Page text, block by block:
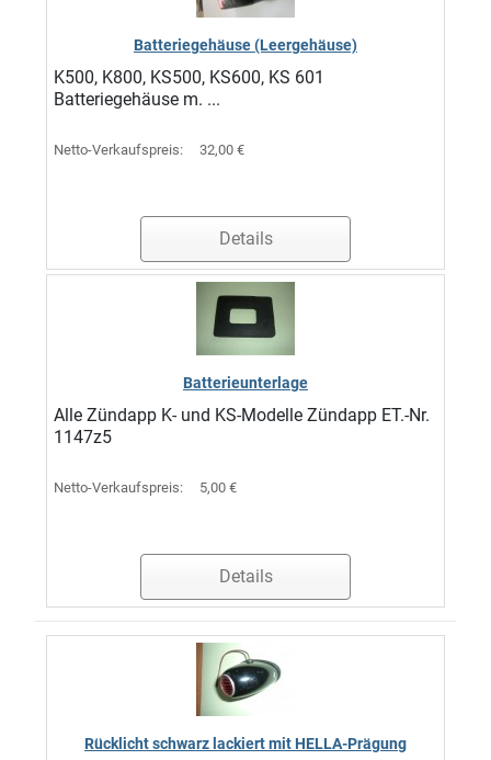
Batteriegehäuse (Leergehäuse)
K500, K800, KS500, KS600, KS 601
Batteriegehäuse m. ...
Netto-Verkaufspreis: 32,00 €
Details
Batterieunterlage
Alle Zündapp K- und KS-Modelle Zündapp ET.-Nr.
1147z5
Netto-Verkaufspreis: 5,00 €
Details
Rücklicht schwarz lackiert mit HELLA-Prägung